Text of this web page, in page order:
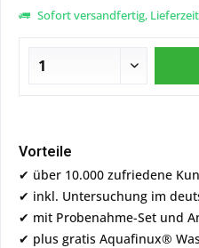
Sofort versandfertig,
Vorteile
✔ über 10.000 zufriedene
✔ inkl. Untersuchung im
✔ mit Probenahme-Set und
✔ plus gratis Aquafinux®